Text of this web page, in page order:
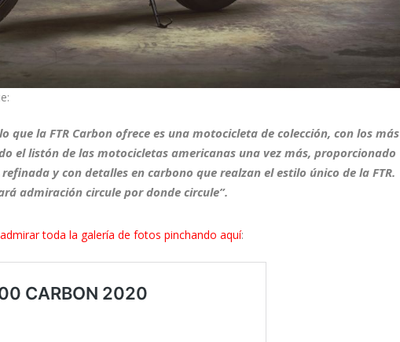
que laFTR Carbon ofrece es unamotocicleta de colección, con los más
el listón de lasmotocicletas americanas una vez más, proporcionado
y con detalles en carbono que realzan el estilo único de la FTR.
admiración circule por donde circule”.
admirar toda la galería de fotos pinchando aquí: